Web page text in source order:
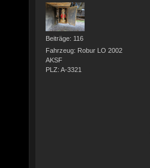
Beiträge: 116
Fahrzeug: Robur LO 2002
AKSF
PLZ: A-3321